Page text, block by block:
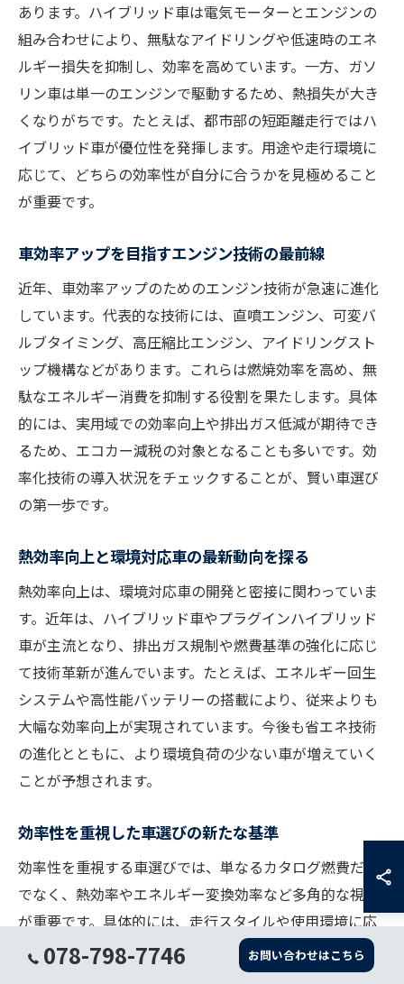
あります。ハイブリッド車は電気モーターとエンジンの
組み合わせにより、無駄なアイドリングや低速時のエネ
ルギー損失を抑制し、効率を高めています。一方、ガソ
リン車は単一のエンジンで駆動するため、熱損失が大き
くなりがちです。たとえば、都市部の短距離走行ではハ
イブリッド車が優位性を発揮します。用途や走行環境に
応じて、どちらの効率性が自分に合うかを見極めること
が重要です。
車効率アップを目指すエンジン技術の最前線
近年、車効率アップのためのエンジン技術が急速に進化
しています。代表的な技術には、直噴エンジン、可変バ
ルブタイミング、高圧縮比エンジン、アイドリングスト
ップ機構などがあります。これらは燃焼効率を高め、無
駄なエネルギー消費を抑制する役割を果たします。具体
的には、実用域での効率向上や排出ガス低減が期待でき
るため、エコカー減税の対象となることも多いです。効
率化技術の導入状況をチェックすることが、賢い車選び
の第一歩です。
熱効率向上と環境対応車の最新動向を探る
熱効率向上は、環境対応車の開発と密接に関わっていま
す。近年は、ハイブリッド車やプラグインハイブリッド
車が主流となり、排出ガス規制や燃費基準の強化に応じ
て技術革新が進んでいます。たとえば、エネルギー回生
システムや高性能バッテリーの搭載により、従来よりも
大幅な効率向上が実現されています。今後も省エネ技術
の進化とともに、より環境負荷の少ない車が増えていく
ことが予想されます。
効率性を重視した車選びの新たな基準
効率性を重視する車選びでは、単なるカタログ燃費だけ
でなく、熱効率やエネルギー変換効率など多角的な視点
が重要です。具体的には、走行スタイルや使用環境に応
じて最適なパワートレインを選択し、効率化技術の有無
を確認しましょう。例えば、都市部の通勤にはハイブリ
078-798-7746 お問い合わせはこちら